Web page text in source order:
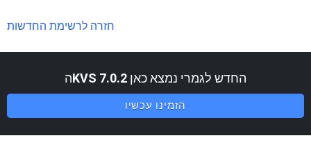
חזרה לרשימת החדשות
הKVS 7.0.2 החדש לגמרי נמצא כאן
הזמינו עכשיו